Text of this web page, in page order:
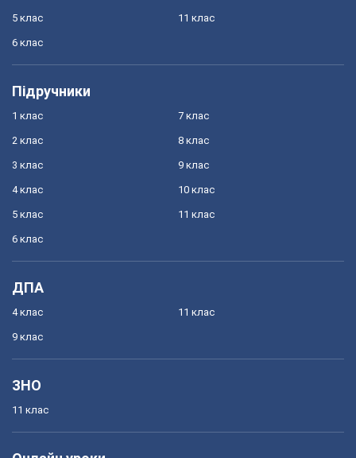
5 клас
6 клас
11 клас
Підручники
1 клас
2 клас
3 клас
4 клас
5 клас
6 клас
7 клас
8 клас
9 клас
10 клас
11 клас
ДПА
4 клас
9 клас
11 клас
ЗНО
11 клас